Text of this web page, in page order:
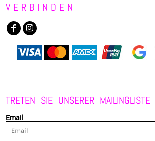
VERBINDEN
TRETEN SIE UNSERER MAILINGLISTE
Email